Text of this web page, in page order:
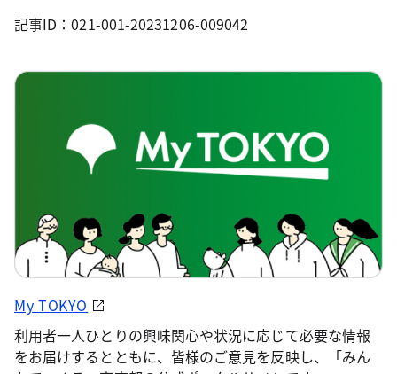
記事ID：021-001-20231206-009042
My TOKYO
利用者一人ひとりの興味関心や状況に応じて必要な情報
をお届けするとともに、皆様のご意見を反映し、「みん